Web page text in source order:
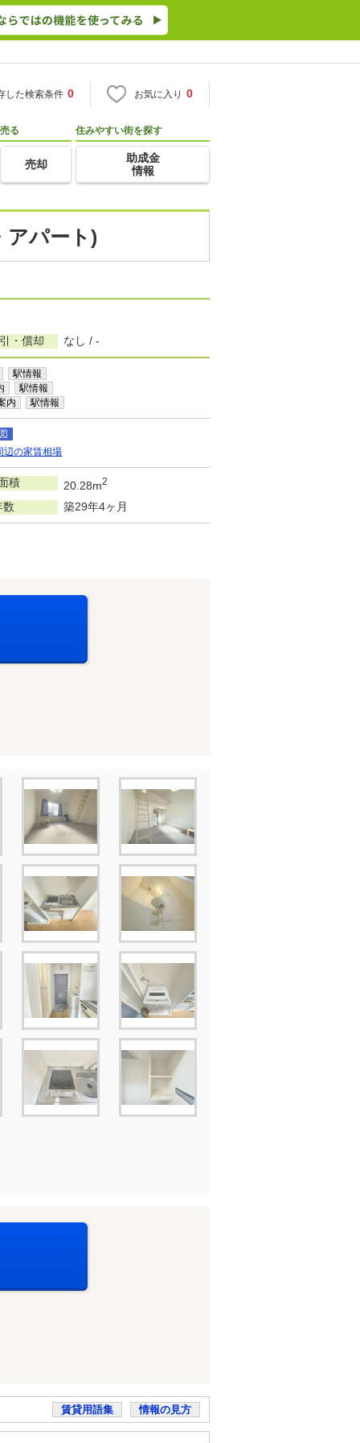
した検索条件 0 お気に入り 0
売る
売却
住みやすい街を探す
助成金
情報
アパート)
・償却 なし / -
駅情報
駅情報
内 駅情報
辺の家賃相場
積 20.28m2
数 築29年4ヶ月
賃貸用語集 情報の見方